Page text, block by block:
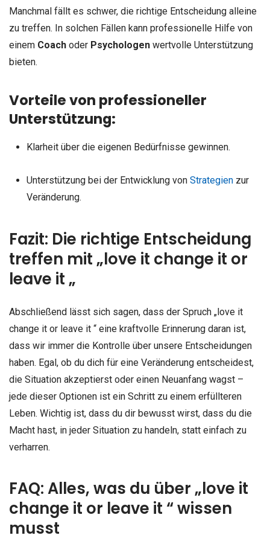
Manchmal fällt es schwer, die richtige Entscheidung alleine
zu treffen. In solchen Fällen kann professionelle Hilfe von
einem Coach oder Psychologen wertvolle Unterstützung
bieten.
Vorteile von professioneller
Unterstützung:
Klarheit über die eigenen Bedürfnisse gewinnen.
Unterstützung bei der Entwicklung von Strategienzur
Veränderung.
Fazit: Die richtige Entscheidung
treffen mit „love it change it or
leave it „
Abschließend lässt sich sagen, dass der Spruch „love it
change it or leave it “ eine kraftvolle Erinnerung daran ist,
dass wir immer die Kontrolle über unsere Entscheidungen
haben. Egal, ob du dich für eine Veränderung entscheidest,
die Situation akzeptierst oder einen Neuanfang wagst –
jede dieser Optionen ist ein Schritt zu einem erfüllteren
Leben. Wichtig ist, dass du dir bewusst wirst, dass du die
Macht hast, in jeder Situation zu handeln, statt einfach zu
verharren.
FAQ: Alles, was du über „love it
change it or leave it “ wissen
musst